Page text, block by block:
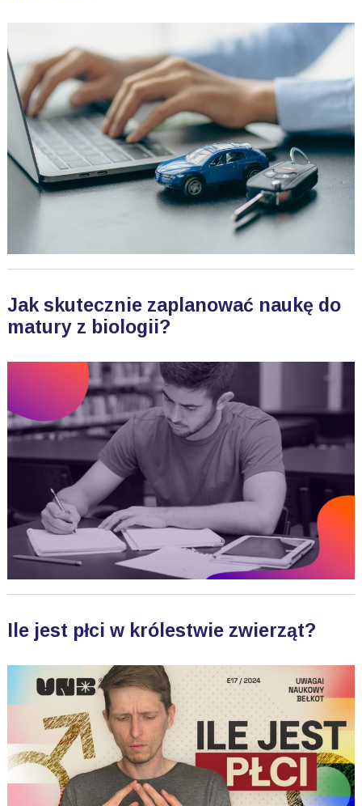
Jak skutecznie zaplanować naukę do
matury z biologii?
Ile jest płci w królestwie zwierząt?